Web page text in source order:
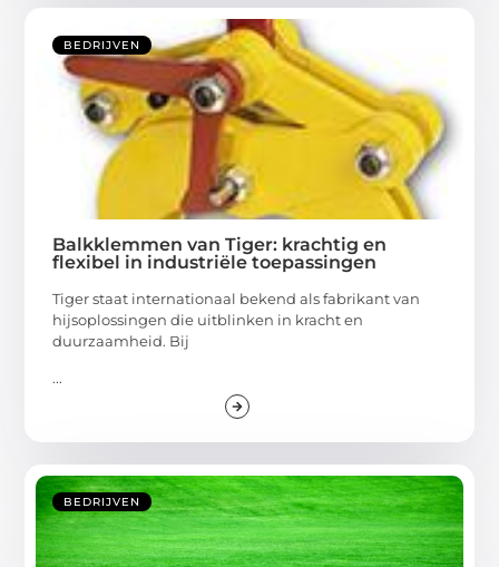
BEDRIJVEN
Balkklemmen van Tiger: krachtig en
flexibel in industriële toepassingen
Tiger staat internationaal bekend als fabrikant van
hijsoplossingen die uitblinken in kracht en
duurzaamheid. Bij
...
BEDRIJVEN